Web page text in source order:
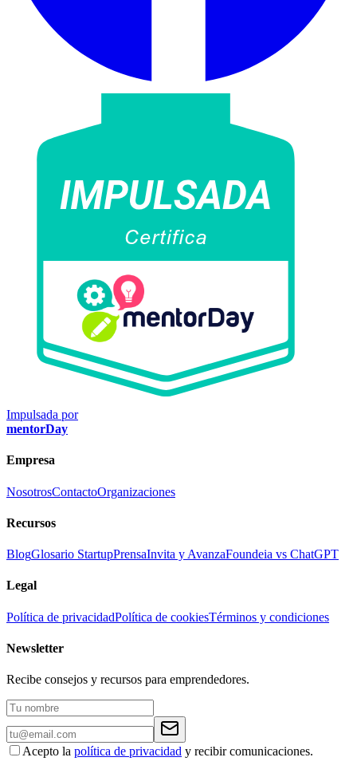
Impulsada por
mentorDay
Empresa
NosotrosContactoOrganizaciones
Recursos
BlogGlosario StartupPrensaInvita y AvanzaFoundeia vs ChatGPT
Legal
Política de privacidadPolítica de cookiesTérminos y condiciones
Newsletter
Recibe consejos y recursos para emprendedores.
Acepto la política de privacidad y recibir comunicaciones.